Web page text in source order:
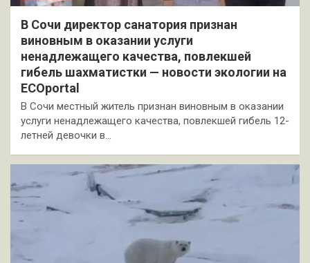
В Сочи директор санатория признан
виновным в оказании услуги
ненадлежащего качества, повлекшей
гибель шахматистки — новости экологии на
ECOportal
В Сочи местный житель признан виновным в оказании
услуги ненадлежащего качества, повлекшей гибель 12-
летней девочки в…